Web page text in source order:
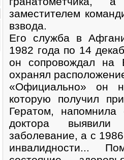
заместителем
взвода.
Его служба в
1982 года по 14
он сопровождал на
охранял
«Официально» он
которую получил
Гератом,
доктора выявили
заболевание, а с
инвалидности...